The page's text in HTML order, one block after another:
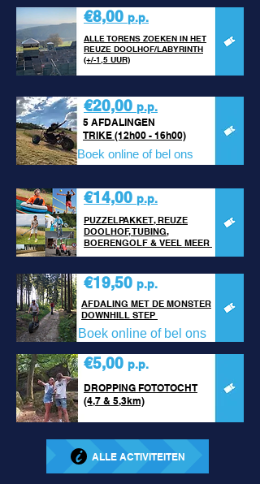
ALLE TORENS ZOEKEN IN HET
REUZE DOOLHOF/LABYRINTH
(+/-1,5 UUR)
€8,00 p.p.
5 AFDALINGEN
TRIKE (12h00 - 16h00)
€20,00 p.p.
Boek online of bel ons
€14,00 p.p.
PUZZELPAKKET, REUZE
DOOLHOF, TUBING,
BOERENGOLF & VEEL MEER
€19,50 p.p.
AFDALING MET DE MONSTER
DOWNHILL STEP
Boek online of bel ons
DROPPING FOTOTOCHT
(4,7 & 5,3km)
€5,00 p.p.
ALLE ACTIVITEITEN